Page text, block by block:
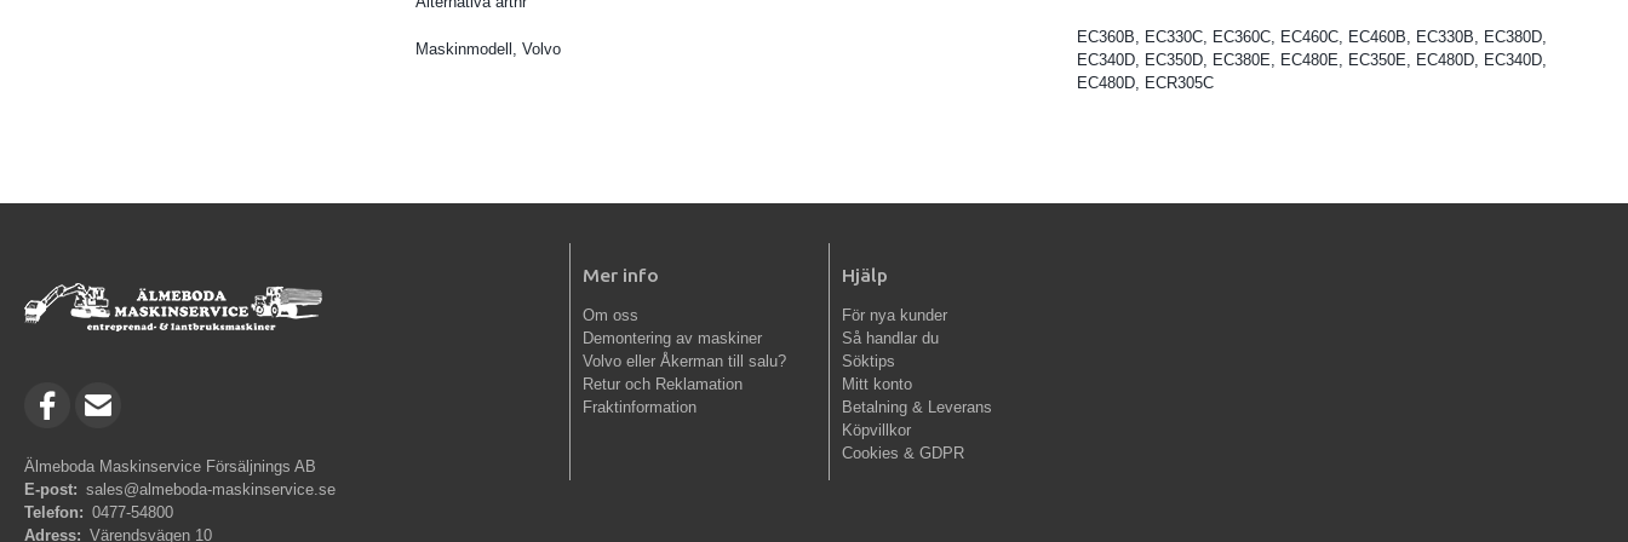
Maskinmodell, Volvo
EC360B, EC330C, EC360C, EC460C, EC460B, EC330B, EC380D,
EC340D, EC350D, EC380E, EC480E, EC350E, EC480D, EC340D,
EC480D, ECR305C
Älmeboda Maskinservice Försäljnings AB
E-post: sales@almeboda-maskinservice.se
Telefon: 0477-54800
Adress: Värendsvägen 10
Mer info
Om oss
Demontering av maskiner
Volvo eller Åkerman till salu?
Retur och Reklamation
Fraktinformation
Hjälp
För nya kunder
Så handlar du
Söktips
Mitt konto
Betalning & Leverans
Köpvillkor
Cookies & GDPR